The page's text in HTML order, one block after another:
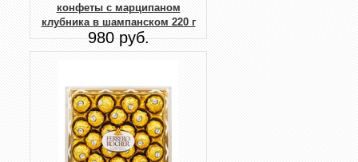
конфеты с марципаном
клубника в шампанском 220 г
980 руб.